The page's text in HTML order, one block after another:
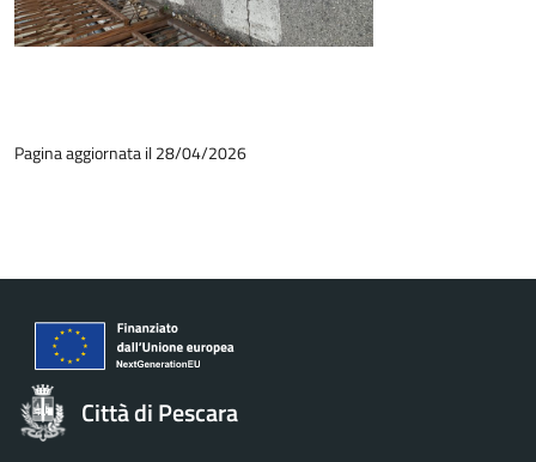
Pagina aggiornata il 28/04/2026
Città di Pescara